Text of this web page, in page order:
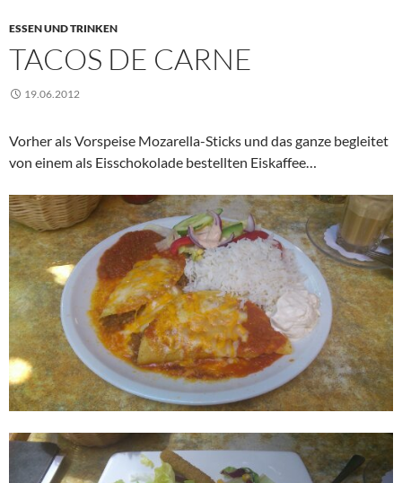
ESSEN UND TRINKEN
TACOS DE CARNE
19.06.2012
Vorher als Vorspeise Mozarella-Sticks und das ganze begleitet
von einem als Eisschokolade bestellten Eiskaffee…